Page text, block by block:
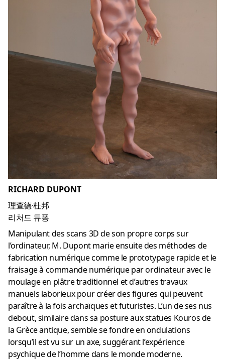
RICHARD DUPONT
理查德·杜邦
리처드 듀퐁
Manipulant des scans 3D de son propre corps sur
l’ordinateur, M. Dupont marie ensuite des méthodes de
fabrication numérique comme le prototypage rapide et le
fraisage à commande numérique par ordinateur avec le
moulage en plâtre traditionnel et d’autres travaux
manuels laborieux pour créer des figures qui peuvent
paraître à la fois archaïques et futuristes. L’un de ses nus
debout, similaire dans sa posture aux statues Kouros de
la Grèce antique, semble se fondre en ondulations
lorsqu’il est vu sur un axe, suggérant l’expérience
psychique de l’homme dans le monde moderne.